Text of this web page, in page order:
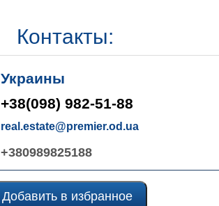
Контакты:
Украины
+38(098) 982-51-88
real.estate@premier.od.ua
+380989825188
Добавить в избранное